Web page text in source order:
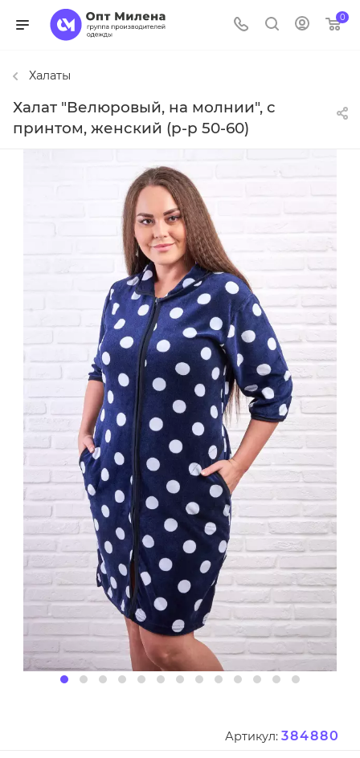
0
Халаты
Халат "Велюровый, на молнии", с
принтом, женский (р-р 50-60)
Артикул: 384880